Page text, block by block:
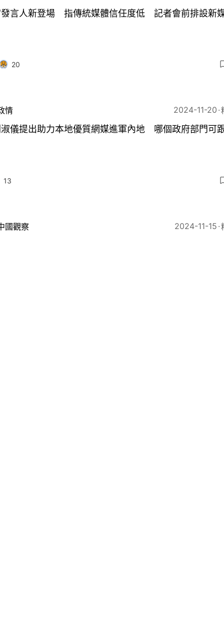
言人新登場 指傳統媒體信任度低 記者會前排設新
20
情 2024-11-20
儀提出助力本地優質網媒進軍內地 哪個政府部門可
13
國觀察 2024-11-15